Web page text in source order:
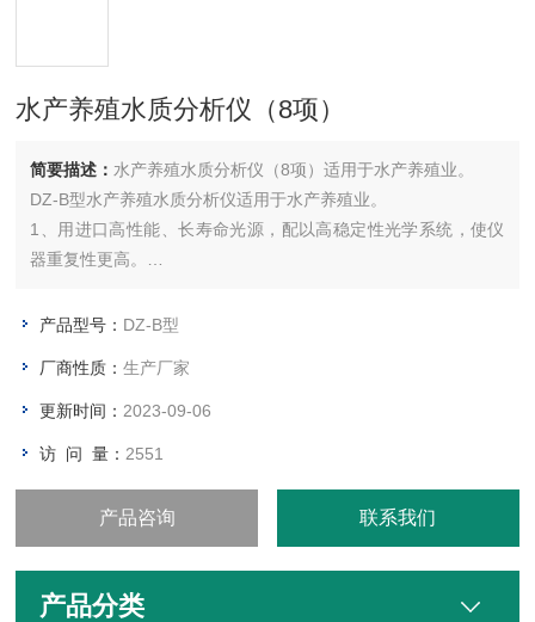
水产养殖水质分析仪（8项）
简要描述： 水产养殖水质分析仪（8项）适用于水产养殖业。
DZ-B型水产养殖水质分析仪适用于水产养殖业。
1、用进口高性能、长寿命光源，配以高稳定性光学系统，使仪
器重复性更高。
3、LCD大屏液晶中文显示，操作方便直观。
5、USB接口，可连接电脑。
产品型号： DZ-B型
厂商性质：生产厂家
更新时间： 2023-09-06
访 问 量： 2551
产品咨询 联系我们
产品分类